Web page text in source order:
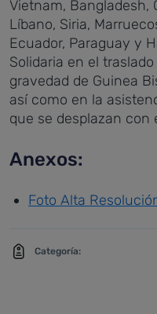
Vietnam, Bangladesh,
Líbano, Siria,
Ecuador, Paraguay y
Solidaria en el
gravedad de Guinea
así como en la
que se desplazan con
Anexos:
Foto Alta
Categoría: